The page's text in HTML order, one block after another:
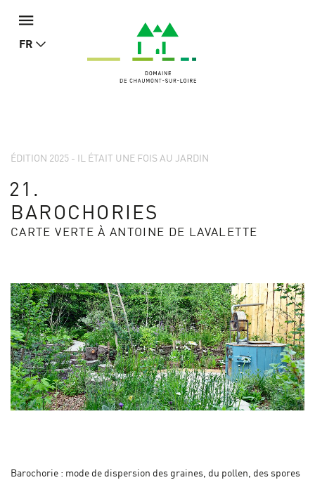
FR
ÉDITION 2025 - IL ÉTAIT UNE FOIS AU JARDIN
21.
BAROCHORIES
CARTE VERTE À ANTOINE DE LAVALETTE
Barochorie : mode de dispersion des graines, du pollen, des spores